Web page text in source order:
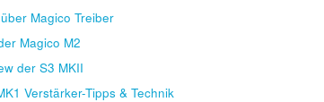
Magico Treiber
Magico M2
der S3 MKII
Verstärker-Tipps & Technik